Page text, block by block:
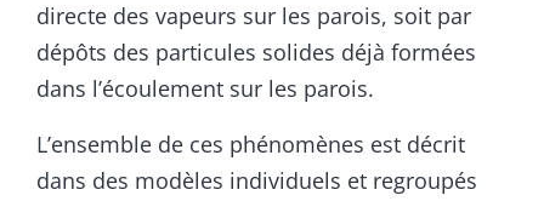
directe des vapeurs sur les parois, soit par
dépôts des particules solides déjà formées
dans l’écoulement sur les parois.
L’ensemble de ces phénomènes est décrit
dans des modèles individuels et regroupés